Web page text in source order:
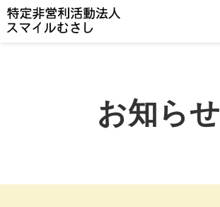
お知らせ